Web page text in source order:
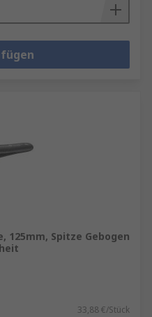
Spitze Gebogen
33,88 €/Stück